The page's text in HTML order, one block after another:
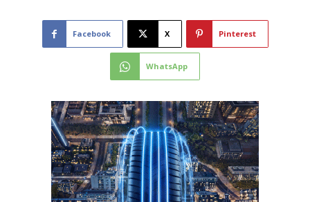
Facebook X Pinterest
WhatsApp